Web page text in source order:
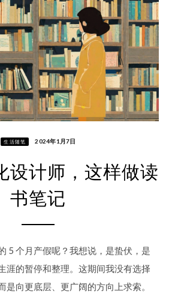
生活随笔 2024年1月7日
设计师，这样做读
书笔记
5 个月产假呢？我想说，是蛰伏，是
涯的暂停和整理。这期间我没有选择
是向更底层、更广阔的方向上求索。